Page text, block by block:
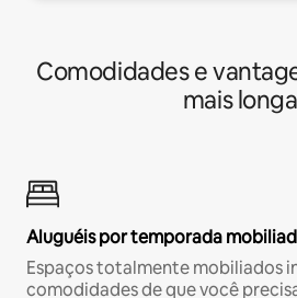
Comodidades e
mais
Aluguéis por temporada
Espaços totalmente mobiliados
comodidades de que você